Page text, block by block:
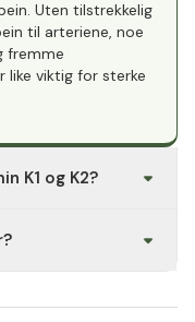
Uten tilstrekkelig
til arteriene, noe
fremme
like viktig for sterke
K1 og K2?
Vitamin K2
mot
hjerte- og